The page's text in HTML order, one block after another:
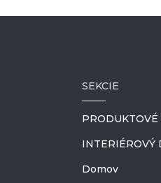
SEKCIE
INTERIÉROVÝ
Domov